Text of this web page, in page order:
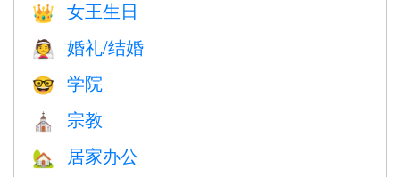
👑 女王生日
👰 婚礼/结婚
🤓 学院
⛪️ 宗教
🏡 居家办公